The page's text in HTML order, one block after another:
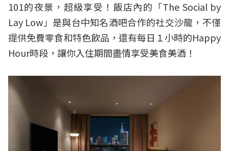
101的夜景，超級享受！飯店內的「The Social by
Lay Low」是與台中知名酒吧合作的社交沙龍，不僅
提供免費零食和特色飲品，還有每日１小時的Happy
Hour時段，讓你入住期間盡情享受美食美酒！